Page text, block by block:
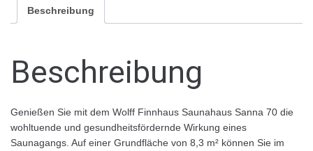
Beschreibung
Beschreibung
Genießen Sie mit dem Wolff Finnhaus Saunahaus Sanna 70 die
wohltuende und gesundheitsfördernde Wirkung eines
Saunagangs. Auf einer Grundfläche von 8,3 m² können Sie im